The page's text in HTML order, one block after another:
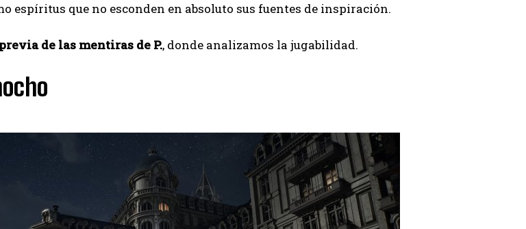
espíritus que no esconden en absoluto sus fuentes de inspiración.
de las mentiras de P., donde analizamos la jugabilidad.